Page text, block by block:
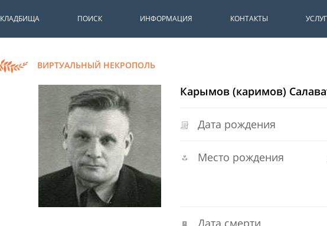
КЛАДБИЩА ПОИСК ИНФОРМАЦИЯ КОНТАКТЫ
ВИРТУАЛЬНЫЙ НЕКРОПОЛЬ
Карымов (каримов)
Дата рождения
Место рождения
Дата смерти